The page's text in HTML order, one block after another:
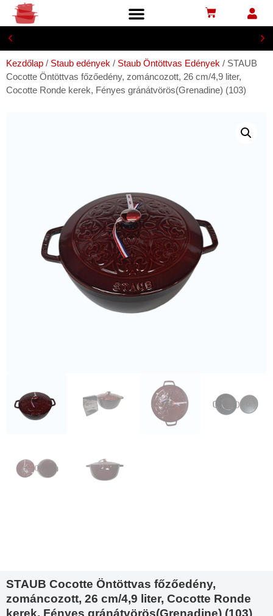
Biztonságos bankkártyás fizetés
Kezdőlap / Staub edények / Staub Öntöttvas Edények / STAUB
Cocotte Öntöttvas főzőedény, zománcozott, 26 cm/4,9 liter,
Cocotte Ronde kerek, Fényes gránátvörös(Grenadine) (103)
STAUB Cocotte Öntöttvas főzőedény,
zománcozott, 26 cm/4,9 liter, Cocotte Ronde